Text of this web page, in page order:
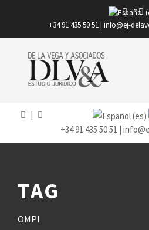
|
+34 91 435 50 51 | info@ej-
+34 91 435 50 51 |
TAG
OMPI